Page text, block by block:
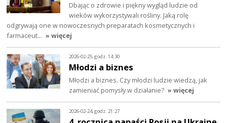
Dbając o zdrowie i piękny wygląd ludzie od
wieków wykorzystywali rośliny. Jaką rolę
odgrywają one w nowoczesnych preparatach kosmetycznych i
farmaceut… » więcej
2026-02-25, godz. 14:30
Młodzi a biznes
Młodzi a biznes. Czy młodzi ludzie wiedzą, jak
zamieniać pomysły w działanie? » więcej
2026-02-24, godz. 21:27